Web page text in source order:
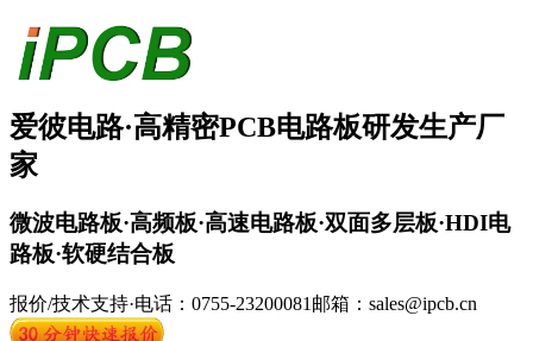
爱彼电路·高精密PCB电路板研发生产厂
家
微波电路板·高频板·高速电路板·双面多层板·HDI电
路板·软硬结合板
报价/技术支持·电话：0755-23200081 邮箱：sales@ipcb.cn